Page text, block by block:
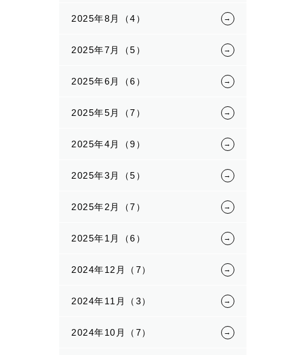
2025年8月（4）
2025年7月（5）
2025年6月（6）
2025年5月（7）
2025年4月（9）
2025年3月（5）
2025年2月（7）
2025年1月（6）
2024年12月（7）
2024年11月（3）
2024年10月（7）